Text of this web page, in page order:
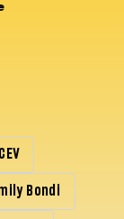
CEV
Bondi